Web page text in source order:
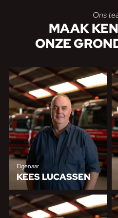
Ons
MAAK
ONZE
Eigenaar
KEES LUCASSEN